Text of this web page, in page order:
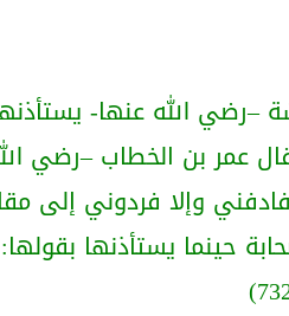
–رضي الله عنها-
عمر بن الخطاب –رضي
وإلا فردوني إلى مقابر
يستأذنها بقولها: